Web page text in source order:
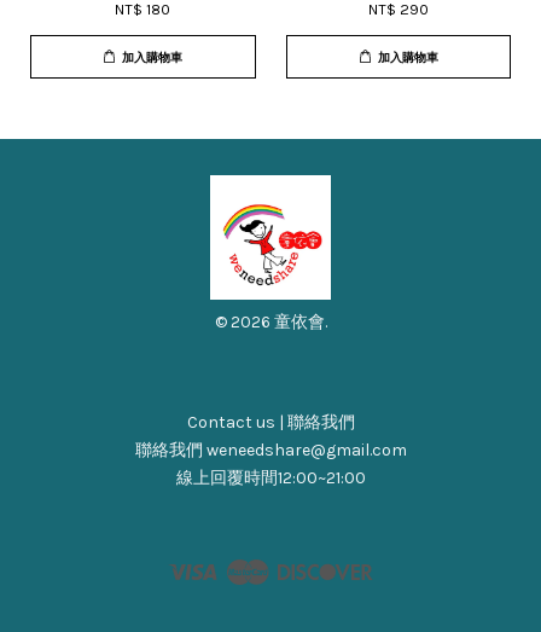
NT$ 180
加入購物車
NT$ 290
加入購物車
© 2026 童依會.
Contact us | 聯絡我們
聯絡我們 weneedshare@gmail.com
線上回覆時間12:00~21:00
Visa Master